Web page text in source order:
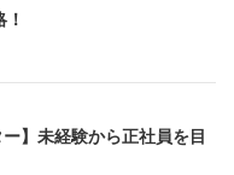
】未経験から正社員を目